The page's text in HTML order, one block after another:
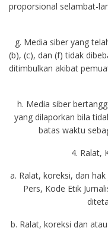
proporsional selambat-
g. Media siber yang
(b), (c), dan (f) tidak
ditimbulkan akibat
h. Media siber
yang dilaporkan bila
batas waktu
4. Ralat,
a. Ralat, koreksi, dan
Pers, Kode Etik
b. Ralat, koreksi dan